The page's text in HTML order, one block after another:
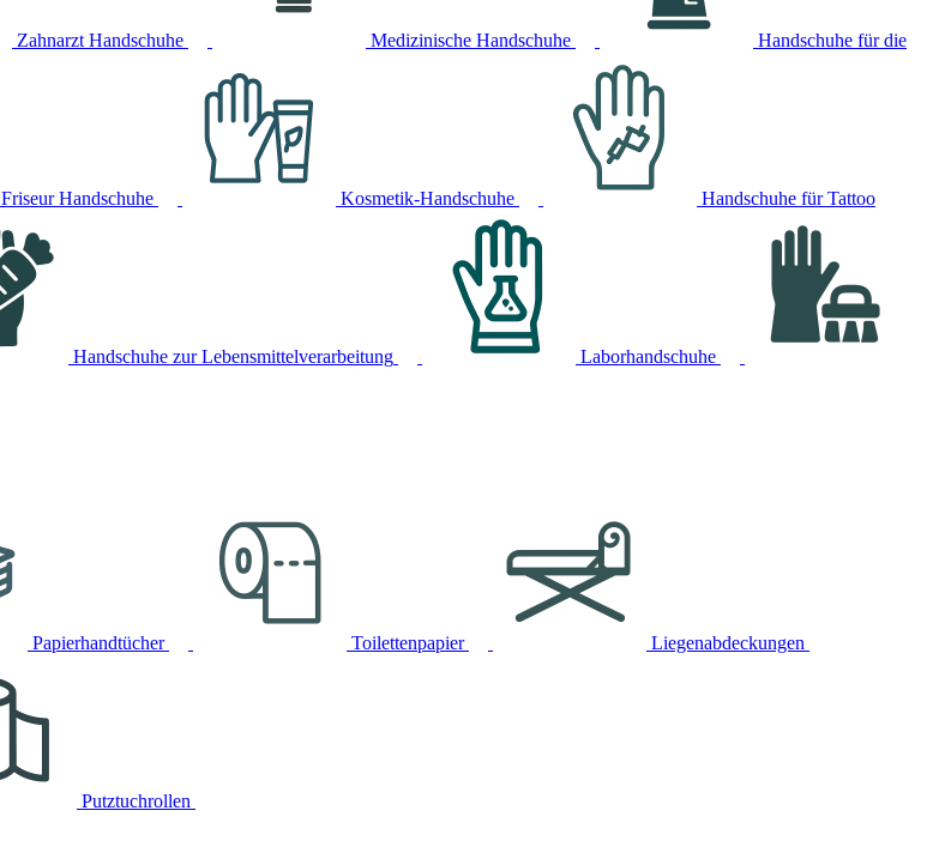
Zahnarzt Handschuhe Medizinische Handschuhe Handschuhe für die
Friseur Handschuhe Kosmetik-Handschuhe Handschuhe für Tattoo
Handschuhe zur Lebensmittelverarbeitung
Laborhandschuhe
Papierhandtücher Toilettenpapier Liegenabdeckungen
Putztuchrollen